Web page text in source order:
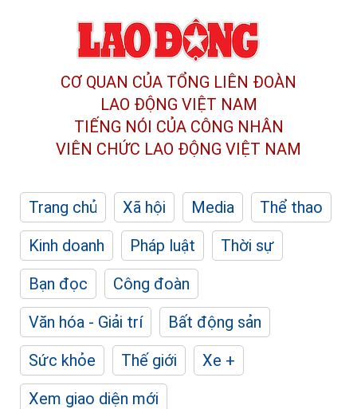
CƠ QUAN CỦA TỔNG LIÊN ĐOÀN
LAO ĐỘNG VIỆT NAM
TIẾNG NÓI CỦA CÔNG NHÂN
VIÊN CHỨC LAO ĐỘNG VIỆT NAM
Trang chủ Xã hội Media
Thể thao
Kinh doanh
Pháp luật
Thời sự
Bạn đọc
Công đoàn
Văn hóa - Giải trí
Bất động sản
Sức khỏe
Thế giới
Xe +
Xem giao diện mới